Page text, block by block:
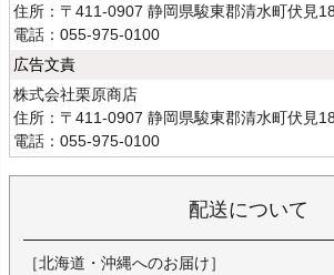
住所：〒411-0907 静岡県駿東郡清水町伏見
電話：055-975-0100
広告文責
株式会社栗原商店
住所：〒411-0907 静岡県駿東郡清水町伏見
電話：055-975-0100
配送について
［北海道・沖縄へのお届け］